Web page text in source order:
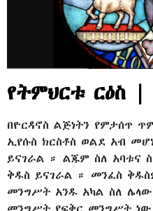
የትምህርቱ ርዕስ
በዮርዳኖስ ልጅነትን የምታሰጥ
ኢየሱስ ክርስቶስ ወልደ አብ
ይናገራል ። ልጁም ስለ አባቱና
ቅዱስ ይናገራል ። መንፈስ
መንግሥት አንዱ አካል ስለ